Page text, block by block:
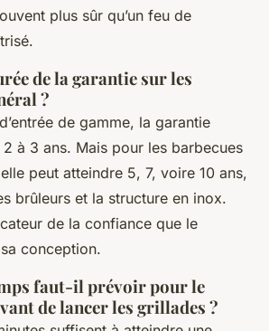
plus sûr qu’un feu de
de la garantie sur les
?
de gamme, la garantie
à 3 ans. Mais pour les barbecues
peut atteindre 5, 7, voire 10 ans,
brûleurs et la structure en inox.
de la confiance que le
conception.
faut-il prévoir pour le
de lancer les grillades ?